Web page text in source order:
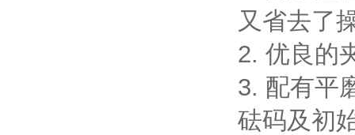
又省去了
2. 优良的
3. 配有平
砝码及初